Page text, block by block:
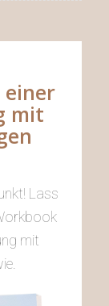
einer
mit
Lass
mit